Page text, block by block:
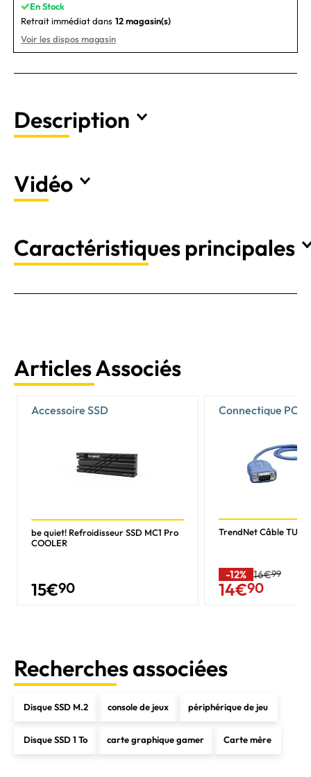
En Stock
Retrait immédiat dans 12 magasin(s)
Voir les dispos magasin
Description
Vidéo
Caractéristiques principales
Articles Associés
Accessoire SSD
be quiet! Refroidisseur SSD MC1 Pro
COOLER
15€90
Connectique PC
TrendNet Câble TU-
-12% 16€99
14€90
Recherches associées
Disque SSD M.2 console de jeux périphérique de jeu
Disque SSD 1 To carte graphique gamer Carte mère